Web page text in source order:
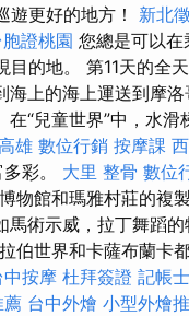
遊更好的地方！ 新北
胞證桃園 您總是可以
的地。 第11天的全
上的海上運送到摩
“兒童世界”中，水
雄 數位行銷 按摩課
彩。 大里 整骨 數位
物館和瑪雅村莊的複
馬術示威，拉丁舞蹈
伯世界和卡薩布蘭卡
中按摩 杜拜簽證 記帳
薦 台中外燴 小型外燴